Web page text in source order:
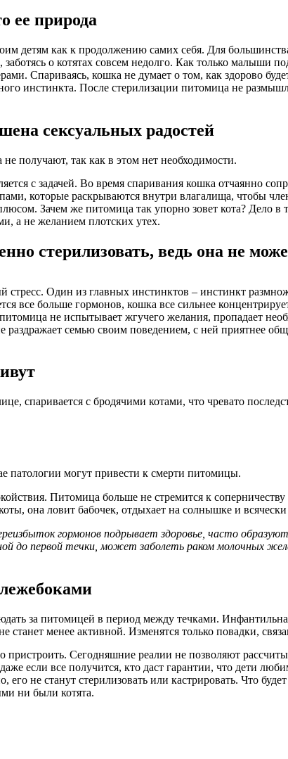
ее природа
детям как к продолжению самих себя. Для
о котятах совсем недолго. Как только малыши
Спариваясь, кошка не думает о том, как здорово
инстинкта. После стерилизации питомица не
сексуальных радостей
получают, так как в этом нет необходимости.
с задачей. Во время спаривания кошка отчаянно
которые раскрываются внутри влагалища, чтобы
Зачем же питомица так упорно зовет кота? Дело в
а не желанием плотских утех.
стерилизовать, ведь она не
Один из главных инстинктов – инстинкт
все больше гормонов, кошка все сильнее
не испытывает жгучего желания, пропадает
семью своим поведением, с ней приятнее
спаривается с бродячими котами, что чревато
патологии могут привести к смерти питомицы.
Питомица больше не стремится к
она ловит бабочек, отдыхает на солнышке и всячески
гормонов подрывает здоровье, часто
до первой течки, может заболеть раком молочных
за питомицей в период между течками.
менее активной. Изменятся только повадки,
Сегодняшние реалии не позволяют
если все получится, кто даст гарантии, что дети
не станут стерилизовать или кастрировать. Что
ни были котята.